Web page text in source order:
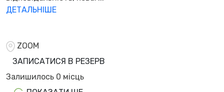
ДЕТАЛЬНІШЕ
ZOOM
ЗАПИСАТИСЯ В РЕЗЕРВ
Залишилось 0 місць